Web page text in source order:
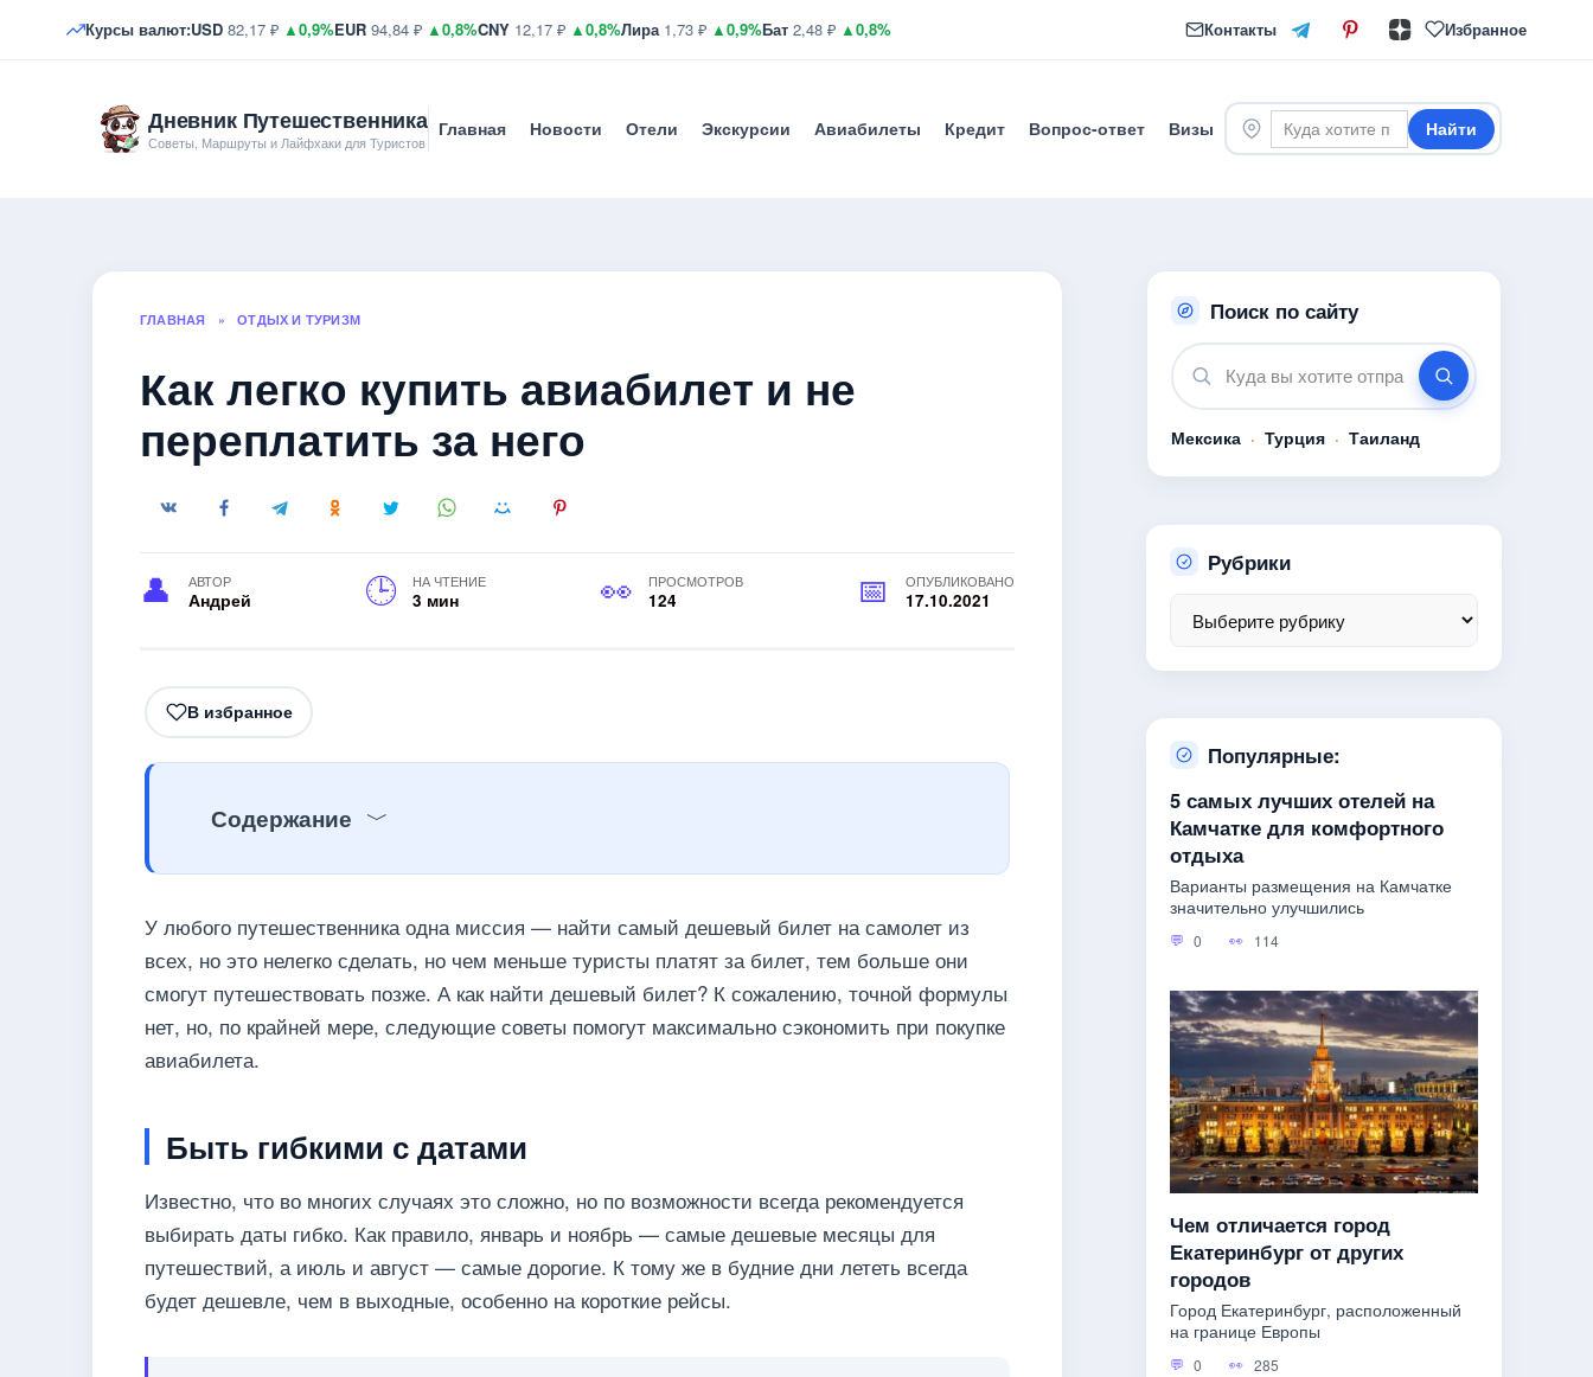
Курсы валют:USD 82,17 ₽ ▲0,9%EUR 94,84 ₽ ▲0,8%CNY 12,17 ₽ ▲0,8%Лира1,73 ₽ ▲0,9%Бат 2,48 ₽ ▲0,8% Контакты Избранное
Дневник Путешественника
Советы, Маршруты и Лайфхаки для Туристов
Главная Новости Отели Экскурсии Авиабилеты Кредит Вопрос-ответ Визы Найти
ГЛАВНАЯ » ОТДЫХ И ТУРИЗМ
Как легко купить авиабилет и не
переплатить за него
АВТОР
Андрей
НА ЧТЕНИЕ
3 мин
ПРОСМОТРОВ
124
ОПУБЛИКОВАНО
17.10.2021
В избранное
Содержание
У любого путешественника одна миссия — найти самый дешевый билет на самолет из
всех, но это нелегко сделать, но чем меньше туристы платят за билет, тем больше они
смогут путешествовать позже. А как найти дешевый билет? К сожалению, точной формулы
нет, но, по крайней мере, следующие советы помогут максимально сэкономить при покупке
авиабилета.
Быть гибкими с датами
Известно, что во многих случаях это сложно, но по возможности всегда рекомендуется
выбирать даты гибко. Как правило, январь и ноябрь — самые дешевые месяцы для
путешествий, а июль и август — самые дорогие. К тому же в будние дни лететь всегда
будет дешевле, чем в выходные, особенно на короткие рейсы.
Поиск по сайту
Мексика · Турция · Таиланд
Рубрики
Популярные:
5 самых лучших отелей на
Камчатке для комфортного
отдыха
Варианты размещения на Камчатке
значительно улучшились
0 114
Чем отличается город
Екатеринбург от других
городов
Город Екатеринбург, расположенный
на границе Европы
0 285